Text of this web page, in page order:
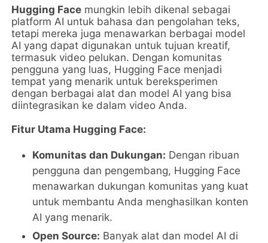
Hugging Face mungkin lebih dikenal sebagai
platform AI untuk bahasa dan pengolahan teks,
tetapi mereka juga menawarkan berbagai model
AI yang dapat digunakan untuk tujuan kreatif,
termasuk video pelukan. Dengan komunitas
pengguna yang luas, Hugging Face menjadi
tempat yang menarik untuk bereksperimen
dengan berbagai alat dan model AI yang bisa
diintegrasikan ke dalam video Anda.
Fitur Utama Hugging Face:
Komunitas dan Dukungan: Dengan ribuan
pengguna dan pengembang, Hugging Face
menawarkan dukungan komunitas yang kuat
untuk membantu Anda menghasilkan konten
AI yang menarik.
Open Source: Banyak alat dan model AI di